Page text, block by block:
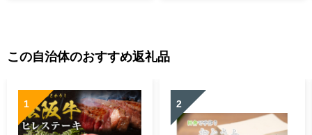
この自治体のおすすめ返礼品
1 2